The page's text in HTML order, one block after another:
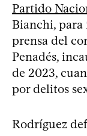
Partido
Bianchi,
prensa del
Penadés,
de 2023,
por delitos
Rodríguez